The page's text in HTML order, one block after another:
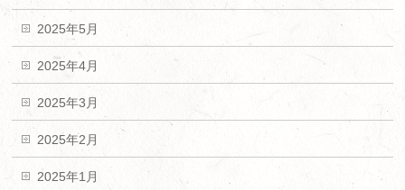
2025年5月
2025年4月
2025年3月
2025年2月
2025年1月